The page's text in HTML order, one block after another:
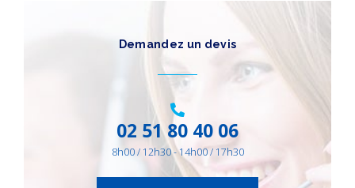
Autres Équipements(1)
Demandez un devis
02 51 80 40 06
8h00 / 12h30 - 14h00 / 17h30